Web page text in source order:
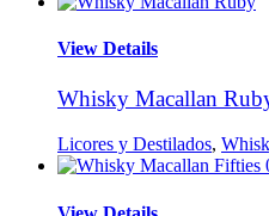
View Details
Whisky Macallan
Licores y Destilados,